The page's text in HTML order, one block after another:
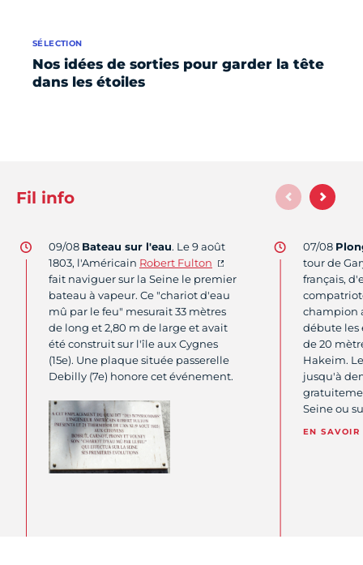
Nos idées de sorties pour garder la tête
dans les étoiles
SÉLECTION
Fil info
09/08 Bateau sur l'eau. Le 9 août
1803, l'Américain Robert Fulton
fait naviguer sur la Seine le premier
bateau à vapeur. Ce "chariot d'eau
mû par le feu" mesurait 33 mètres
de long et 2,80 m de large et avait
été construit sur l'île aux Cygnes
(15e). Une plaque située passerelle
Debilly (7e) honore cet événement.
07/08
tour de
français,
champion
débute les
de 20
Hakeim.
jusqu'à
Seine ou
EN SAVOIR